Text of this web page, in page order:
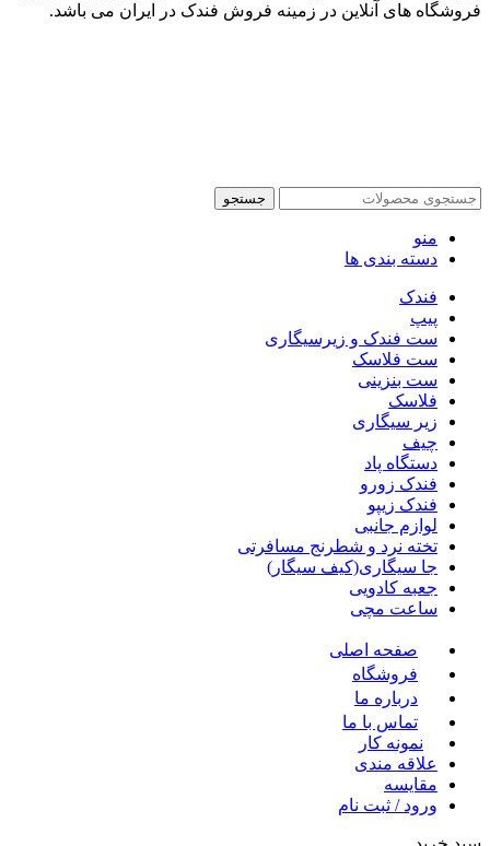
فروشگاه های آنلاین در زمینه فروش فندک در ایران می باشد.
جستجو
منو
دسته بندی ها
فندک
پیپ
ست فندک و زیرسیگاری
ست فلاسک
ست بنزینی
فلاسک
زیر سیگاری
چیف
دستگاه پاد
فندک زورو
فندک زیپو
لوازم جانبی
تخته نرد و شطرنج مسافرتی
جا سیگاری(کیف سیگار)
جعبه کادویی
ساعت مچی
صفحه اصلی
فروشگاه
درباره ما
تماس با ما
نمونه کار
علاقه مندی
مقايسه
ورود / ثبت نام